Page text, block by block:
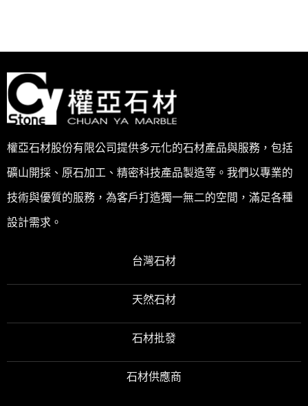
權亞石材股份有限公司提供多元化的石材產品與服務，包括
礦山開採、原石加工、精密科技產品製造等。我們以專業的
技術與優質的服務，為客戶打造獨一無二的空間，滿足各種
設計需求。
台灣石材
天然石材
石材批發
石材供應商